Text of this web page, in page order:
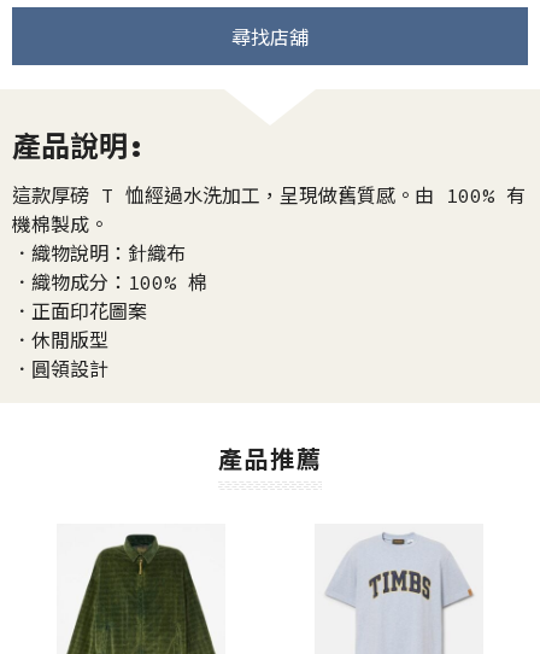
尋找店舖
產品說明:
這款厚磅 T 恤經過水洗加工，呈現做舊質感。由 100% 有
機棉製成。
．織物說明：針織布
．織物成分：100% 棉
．正面印花圖案
．休閒版型
．圓領設計
產品推薦